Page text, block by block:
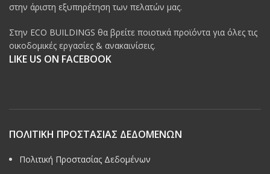
στην άριστη εξυπηρέτηση των πελατών μας.
Στην ECO BUILDINGS θα βρείτε ποιοτικά προϊόντα για όλες τις
οικοδομικές εργασίες & ανακαινίσεις.
LIKE US ON FACEBOOK
ΠΟΛΙΤΙΚΗ ΠΡΟΣΤΑΣΙΑΣ ΔΕΔΟΜΕΝΩΝ
Πολιτική Προστασίας Δεδομένων